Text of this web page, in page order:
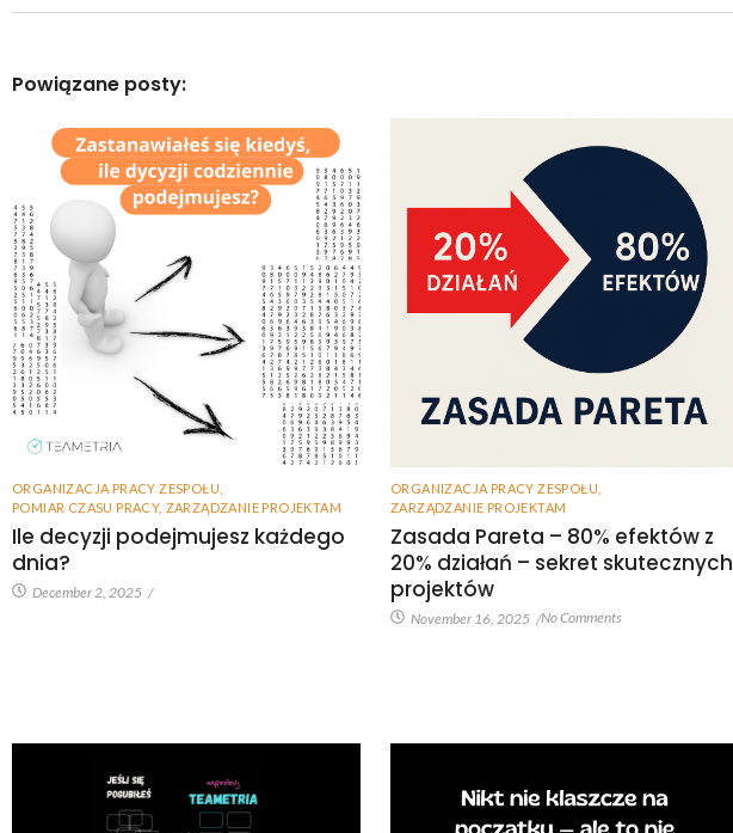
Powiązane posty:
ORGANIZACJA PRACY ZESPOŁU
POMIAR CZASU PRACY, ZARZĄDZANIE PROJEKTAM
Ile decyzji podejmujesz każdego
dnia?
December 2, 2025 /
ORGANIZACJA PRACY ZESPOŁU
ZARZĄDZANIE PROJEKTAM
Zasada Pareta – 80% efektów z
20% działań – sekret skutecznych
projektów
November 16, 2025 /No Comments